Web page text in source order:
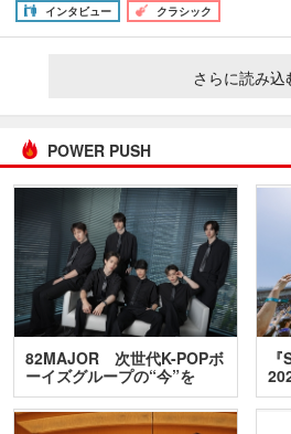
インタビュー
クラシック
さらに読み込
POWER PUSH
82MAJOR 次世代K-POPボ
ーイズグループの“今”を
訊…